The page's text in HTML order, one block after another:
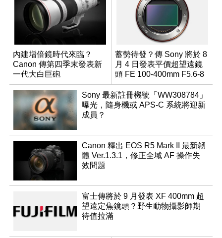
內建增倍鏡時代來臨？
Canon 傳第四季末發表新
一代大白巨砲
蓄勢待發？傳 Sony 將於 8
月 4 日發表平價超望遠鏡
頭 FE 100-400mm F5.6-8
Sony 最新註冊機號「WW308784」
曝光，隨身機或 APS-C 系統將迎新
成員？
Canon 釋出 EOS R5 Mark II 最新韌
體 Ver.1.3.1，修正全域 AF 操作失
效問題
富士傳將於 9 月發表 XF 400mm 超
望遠定焦鏡頭？野生動物攝影師期
待值拉滿